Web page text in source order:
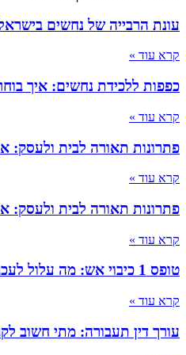
עונת הרבייה של נחשים
קרא עוד »
כפפות ללכידת נחשים: איך
קרא עוד »
פתרונות תאורה לבית ולעסק:
קרא עוד »
פתרונות תאורה לבית ולעסק:
קרא עוד »
טופס 1 כיבוי אש: מה עלול לעכב את האישור?
קרא עוד »
עורך דין תעבורה: מתי חשוב